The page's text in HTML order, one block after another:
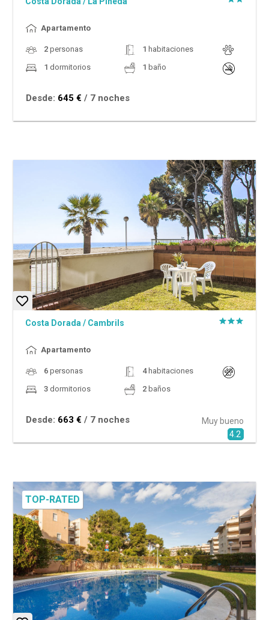
Apartamento
2personas 1 habitaciones
1 dormitorios 1 baño
Desde: 645 € / 7 noches
Costa Dorada / Cambrils
Apartamento
6personas 4habitaciones
3dormitorios 2baños
Desde: 663 € / 7 noches
Muy bueno
4.2
TOP-RATED